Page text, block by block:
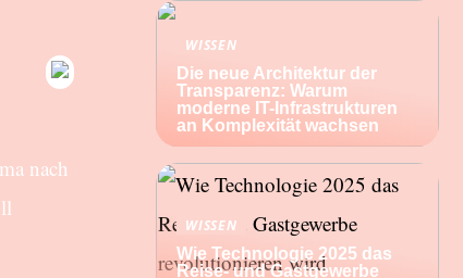
nach
WISSEN
Die neue Architektur der
Transparenz: Warum
moderne IT-Infrastrukturen
an Komplexität wachsen
WISSEN
Wie Technologie 2025 das
Reise- und Gastgewerbe